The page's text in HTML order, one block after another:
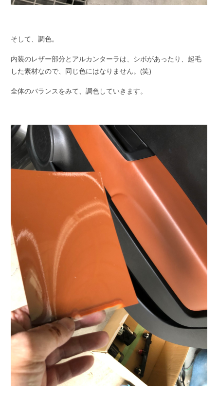
そして、調色。
内装のレザー部分とアルカンターラは、シボがあったり、起毛
した素材なので、同じ色にはなりません。(笑)
全体のバランスをみて、調色していきます。